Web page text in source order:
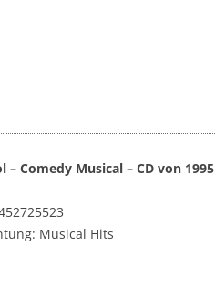
– Comedy Musical – CD von 1995
Musical Hits